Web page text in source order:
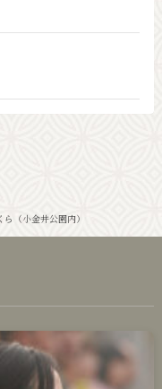
（小金井公園内）